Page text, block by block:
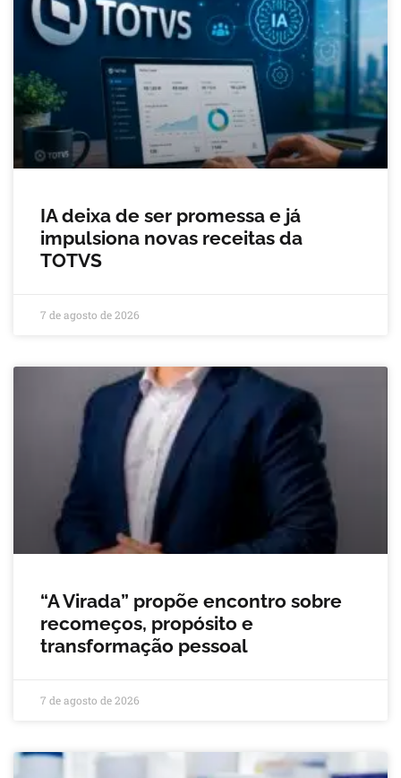
IA deixa de ser promessa e já
impulsiona novas receitas da
TOTVS
7 de agosto de 2026
“A Virada” propõe encontro sobre
recomeços, propósito e
transformação pessoal
7 de agosto de 2026